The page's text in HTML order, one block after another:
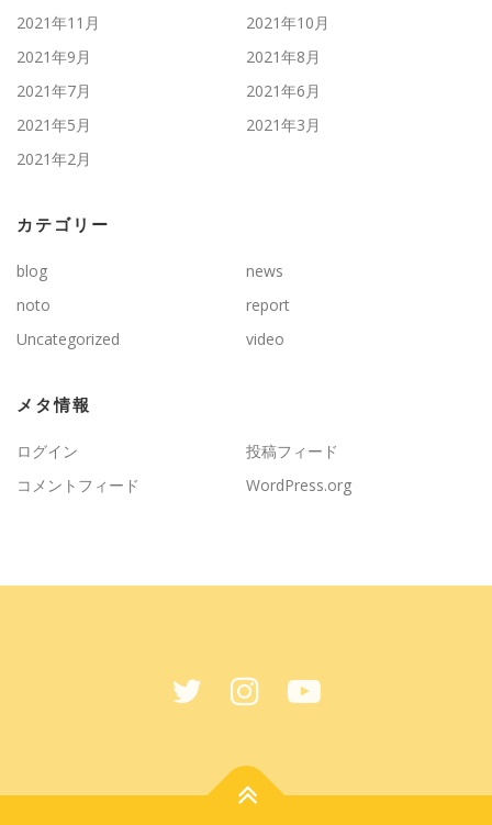
2021年11月
2021年10月
2021年9月
2021年8月
2021年7月
2021年6月
2021年5月
2021年3月
2021年2月
カテゴリー
blog
news
noto
report
Uncategorized
video
メタ情報
ログイン
投稿フィード
コメントフィード
WordPress.org